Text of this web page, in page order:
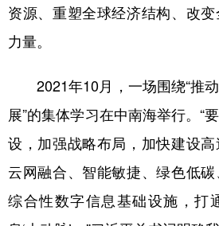
资源、重塑全球经济结构、改
力量。
2021年10月，一场围绕“推
展”的集体学习在中南海举行。“
设，加强战略布局，加快建设高
云网融合、智能敏捷、绿色低
综合性数字信息基础设施，打